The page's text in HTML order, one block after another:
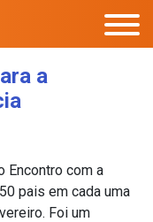
a
Encontro com a
pais em cada uma
Foi um